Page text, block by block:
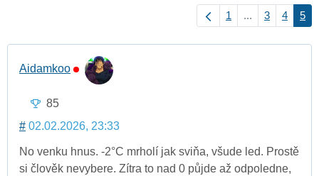
1 ... 3 4 5
Aidamkoo
85
# 02.02.2026, 23:33
No venku hnus. -2°C mrholí jak sviňa, všude led. Prostě
si člověk nevybere. Zítra to nad 0 půjde až odpoledne,